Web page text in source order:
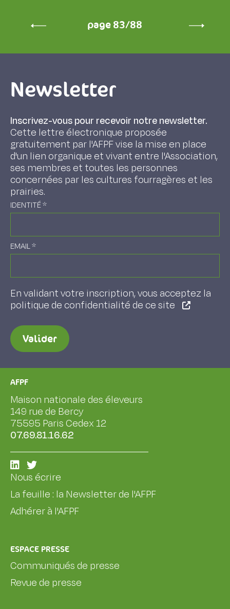
page 83/88
Newsletter
Inscrivez-vous pour recevoir notre newsletter.
Cette lettre électronique proposée
gratuitement par l'AFPF vise la mise en place
d'un lien organique et vivant entre l'Association,
ses membres et toutes les personnes
concernées par les cultures fourragères et les
prairies.
IDENTITÉ*
EMAIL*
En validant votre inscription, vous acceptez la
politique de confidentialité de ce site
Valider
AFPF
Maison nationale des éleveurs
149 rue de Bercy
75595 Paris Cedex 12
07.69.81.16.62
Nous écrire
La feuille : la Newsletter de l'AFPF
Adhérer à l'AFPF
ESPACE PRESSE
Communiqués de presse
Revue de presse